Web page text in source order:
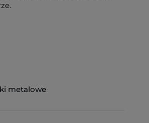
metalowe